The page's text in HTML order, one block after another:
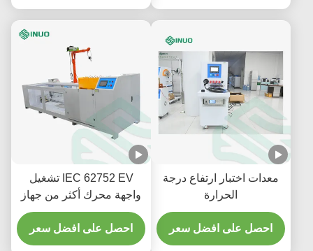
معدات اختبار ارتفاع درجة
الحرارة
احصل على افضل سعر
IEC 62752 EV تشغيل
واجهة محرك أكثر من جهاز
الاختبار لمكونات المركبة
احصل على افضل سعر